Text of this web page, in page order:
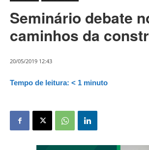
Seminário debate
caminhos da
20/05/2019 12:43
Tempo de leitura: < 1 minuto